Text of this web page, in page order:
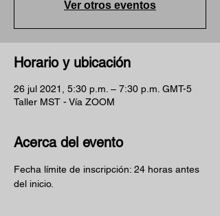
Ver otros eventos
Horario y ubicación
26 jul 2021, 5:30 p.m. – 7:30 p.m. GMT-5
Taller MST - Vía ZOOM
Acerca del evento
Fecha límite de inscripción: 24 horas antes
del inicio.